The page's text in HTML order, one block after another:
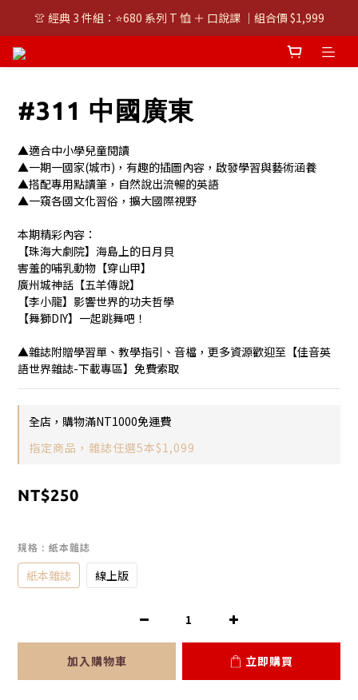
👚 經典 3 件組：⭐680 系列 T 恤 ＋ 口說課 ｜組合價 $1,999
👚 經典 3 件組：⭐680 系列 T 恤 ＋ 口說課 ｜組合價 $1,999
#311 中國廣東
▲適合中小學兒童閱讀
▲一期一國家(城市)，有趣的插圖內容，啟發學習與藝術涵養
▲搭配專用點讀筆，自然說出流暢的英語
▲一窺各國文化習俗，擴大國際視野
本期精彩內容：
【珠海大劇院】海島上的日月貝
害羞的哺乳動物【穿山甲】
廣州城神話【五羊傳說】
【李小龍】影響世界的功夫哲學
【舞獅DIY】一起跳舞吧！
▲雜誌附贈學習單、教學指引、音檔，更多資源歡迎至【佳音英
語世界雜誌-下載專區】免費索取
全店，購物滿NT1000免運費
指定商品，雜誌任選5本$1,099
NT$250
規格 : 紙本雜誌
紙本雜誌 線上版
加入購物車 立即購買